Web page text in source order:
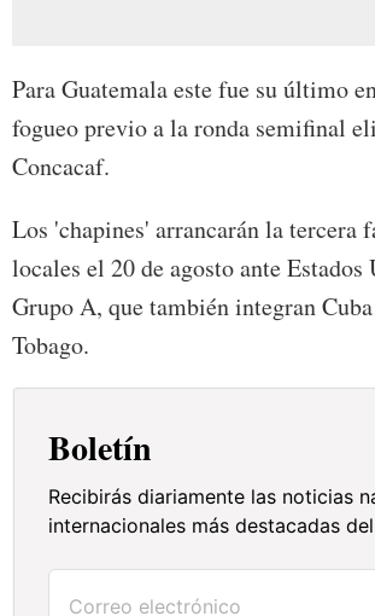
Para Guatemala este fue su último
fogueo previo a la ronda semifinal
Concacaf.
Los 'chapines' arrancarán la tercera
locales el 20 de agosto ante Estados
Grupo A, que también integran
Tobago.
Boletín
Recibirás diariamente las noticias
internacionales más destacadas